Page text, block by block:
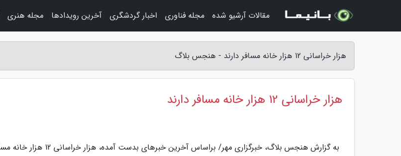
هزار خراسانی 12 هزار خانه مسافر دارند - هنجس بلاگ
هزار خراسانی 12 هزار خانه مسافر دارند
به گزارش هنجس بلاگ، خبرگزاری مهر/ براساس آخرین خبرهای بدست آمده، هزار خراسانی 12 هزار خانه مسافر دارند.
مقالات آرشیو شده مجله فناوری اخبار گردشگری آخرین رویدادها مجله هنری